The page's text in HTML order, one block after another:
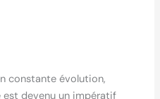
constante évolution,
devenu un impératif